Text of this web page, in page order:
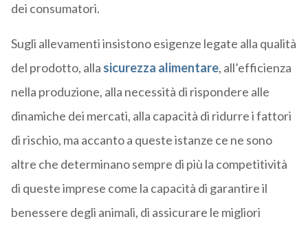
dei consumatori.
Sugli allevamenti insistono esigenze legate alla qualità
del prodotto, alla sicurezza alimentare, all’efficienza
nella produzione, alla necessità di rispondere alle
dinamiche dei mercati, alla capacità di ridurre i fattori
di rischio, ma accanto a queste istanze ce ne sono
altre che determinano sempre di più la competitività
di queste imprese come la capacità di garantire il
benessere degli animali, di assicurare le migliori